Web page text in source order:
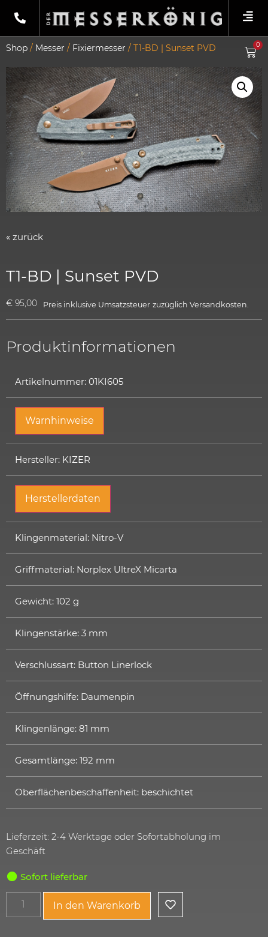
0
Shop / Messer / Fixiermesser / T1-BD | Sunset PVD
« zurück
T1-BD | Sunset PVD
€ 95,00 Preis inklusive Umsatzsteuer zuzüglich Versandkosten.
Produktinformationen
Artikelnummer: 01KI605
Warnhinweise
Hersteller: KIZER
Herstellerdaten
Klingenmaterial: Nitro-V
Griffmaterial: Norplex UltreX Micarta
Gewicht: 102 g
Klingenstärke: 3 mm
Verschlussart: Button Linerlock
Öffnungshilfe: Daumenpin
Klingenlänge: 81 mm
Gesamtlänge: 192 mm
Oberflächenbeschaffenheit: beschichtet
Lieferzeit: 2-4 Werktage oder Sofortabholung im
Geschäft
Sofort lieferbar
In den Warenkorb